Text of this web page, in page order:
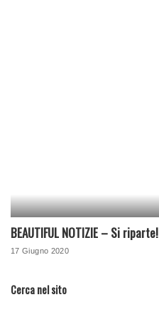
BEAUTIFUL NOTIZIE – Si riparte!
17 Giugno 2020
Cerca nel sito